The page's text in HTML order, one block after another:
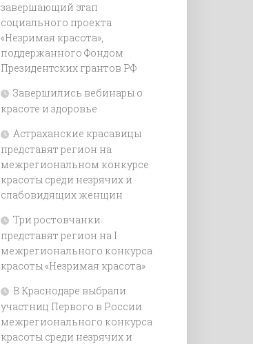
завершающий этап
социального проекта
«Незримая красота»,
поддержанного Фондом
Президентских грантов РФ
Завершились вебинары о
красоте и здоровье
Астраханские красавицы
представят регион на
межрегиональном конкурсе
красоты среди незрячих и
слабовидящих женщин
Три ростовчанки
представят регион на I
межрегионального конкурса
красоты «Незримая красота»
В Краснодаре выбрали
участниц Первого в России
межрегионального конкурса
красоты среди незрячих и